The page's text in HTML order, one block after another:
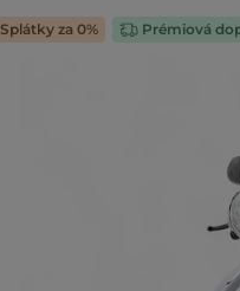
Splátky za 0% Prémiová